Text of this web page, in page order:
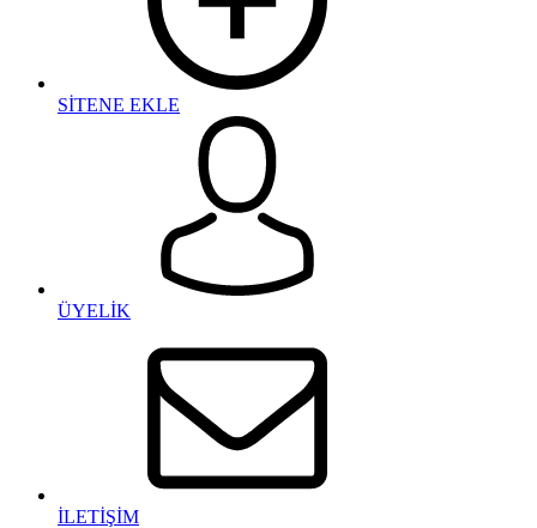
SİTENE EKLE
ÜYELİK
İLETİŞİM